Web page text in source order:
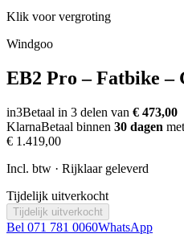
Klik voor vergroting
Windgoo
EB2 Pro – Fatbike –
in3Betaal in 3 delen van € 473,00
KlarnaBetaal binnen 30 dagen
€ 1.419,00
Incl. btw · Rijklaar geleverd
Tijdelijk uitverkocht
Tijdelijk uitverkocht
Bel 071 781 0060WhatsApp